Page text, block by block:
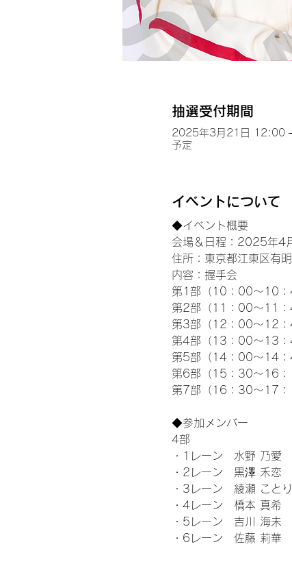
抽選受付期間
2025年3月21日 12:00
予定
イベントについて
◆イベント概要
会場＆日程：2025年4
住所：東京都江東区有
内容：握手会
第1部（10：00～10：
第2部（11：00～11：
第3部（12：00～12：
第4部（13：00～13：
第5部（14：00～14：
第6部（15：30～16：
第7部（16：30～17：
◆参加メンバー
4部
・1レーン　水野 乃愛
・2レーン　黒澤 禾恋
・3レーン　綾瀬 ことり
・4レーン　橋本 真希
・5レーン　吉川 海未
・6レーン　佐藤 莉華